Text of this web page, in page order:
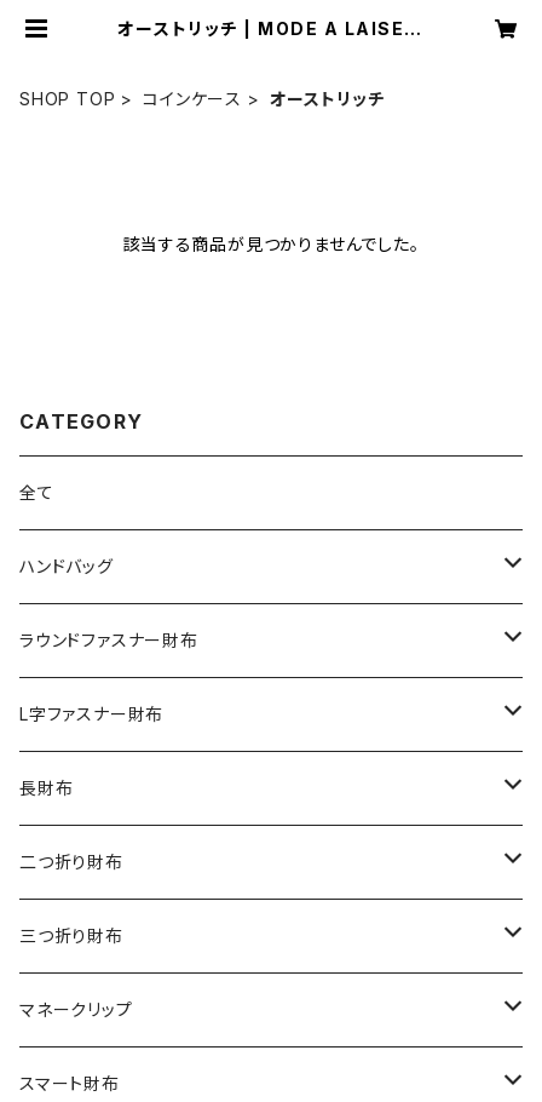
オーストリッチ | MODE A LAISE O
SHOP TOP コインケース オーストリッチ
該当する商品が見つかりませんでした。
CATEGORY
全て
ハンドバッグ
クロコダイル
ダイヤモンドパイソン
オーストリッチ
シャーク
リザード
エレファント
その他の革
ラウンドファスナー財布
クロコダイル
ダイヤモンドパイソン
オーストリッチ
シャーク
リザード
エレファント
L字ファスナー財布
クロコダイル
ダイヤモンドパイソン
オーストリッチ
シャーク
リザード
長財布
クロコダイル
ダイヤモンドパイソン
オーストリッチ
シャーク
二つ折り財布
クロコダイル
ダイヤモンドパイソン
オーストリッチ
三つ折り財布
クロコダイル
ダイヤモンドパイソン
マネークリップ
クロコダイル
スマート財布